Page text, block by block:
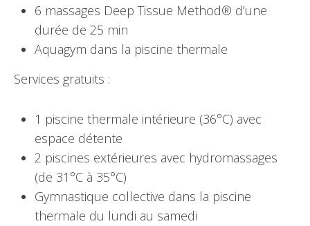
6 massages Deep Tissue Method® d’une
durée de 25 min
Aquagym dans la piscine thermale
Services gratuits :
1 piscine thermale intérieure (36°C) avec
espace détente
2 piscines extérieures avec hydromassages
(de 31°C à 35°C)
Gymnastique collective dans la piscine
thermale du lundi au samedi